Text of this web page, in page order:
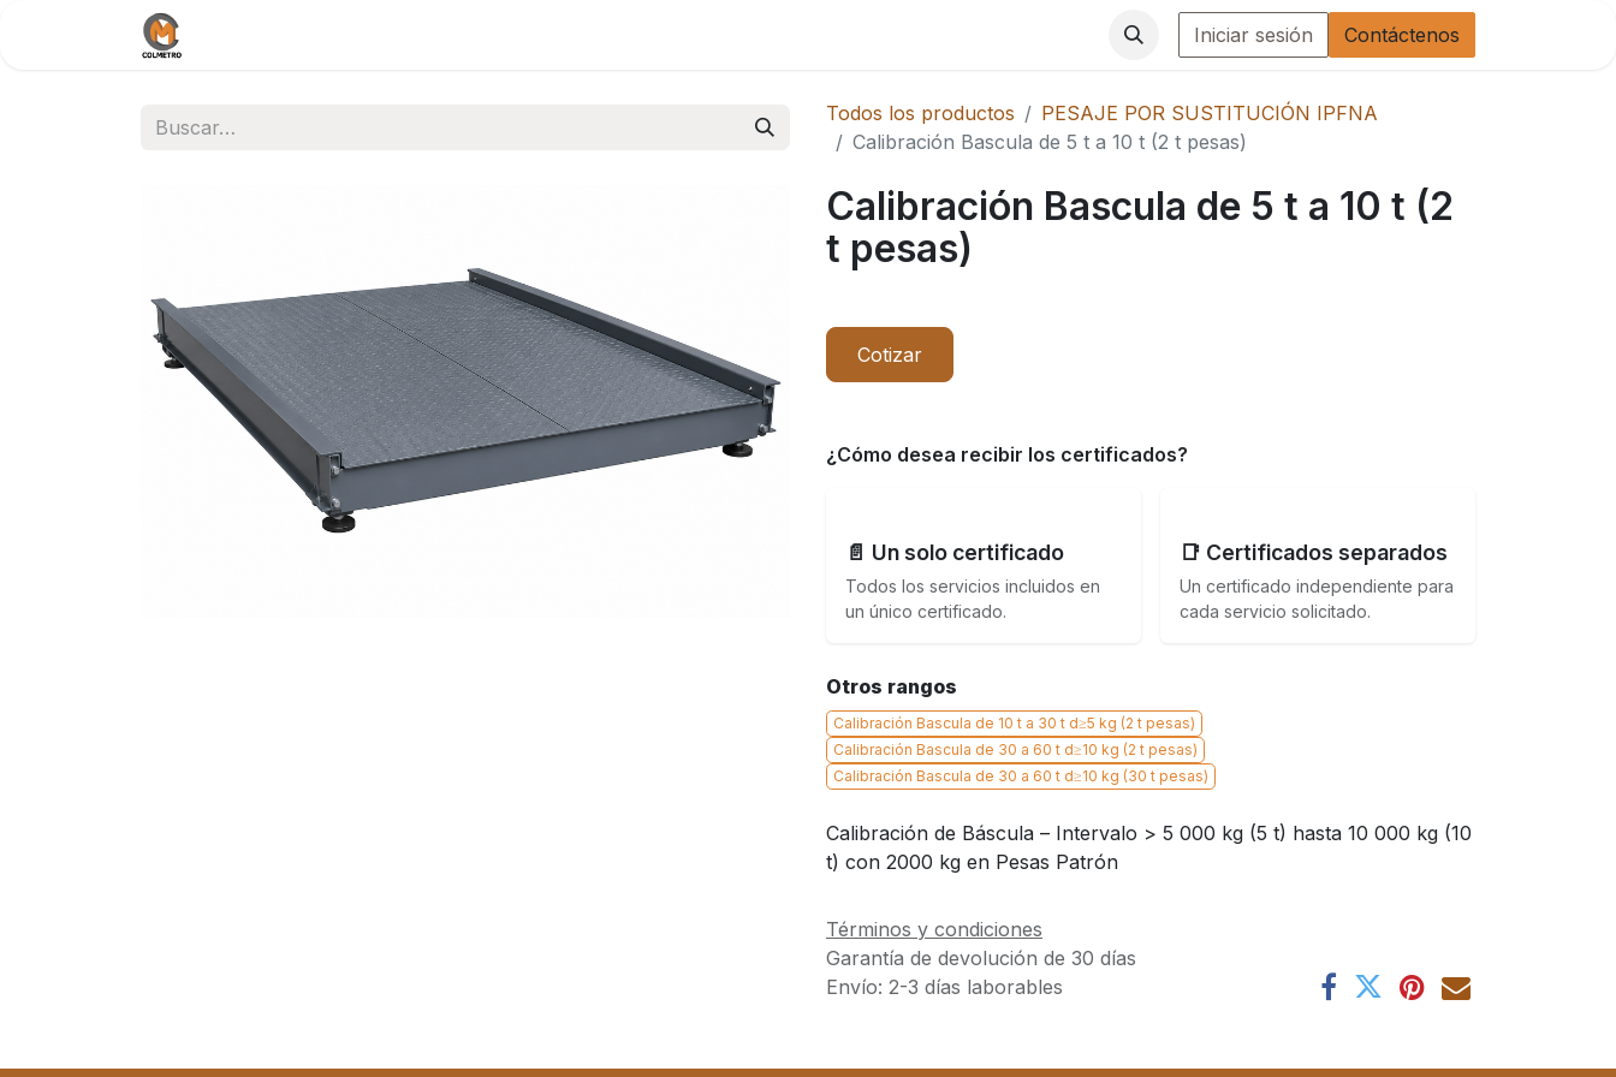
Iniciar sesión Contáctenos
Todos los productos
PESAJE POR SUSTITUCIÓN IPFNA
Calibración Bascula de 5 t a 10 t (2 t pesas)
Calibración Bascula de 5 t a 10 t (2
t pesas)
Cotizar
¿Cómo desea recibir los certificados?
📄 Un solo certificado
Todos los servicios incluidos en
un único certificado.
📑 Certificados separados
Un certificado independiente para
cada servicio solicitado.
Otros rangos
Calibración Bascula de 10 t a 30 t d≥5 kg (2 t pesas)
Calibración Bascula de 30 a 60 t d≥10 kg (2 t pesas)
Calibración Bascula de 30 a 60 t d≥10 kg (30 t pesas)
Calibración de Báscula – Intervalo > 5 000 kg (5 t) hasta 10 000 kg (10
t) con 2000 kg en Pesas Patrón
Términos y condiciones
Garantía de devolución de 30 días
Envío: 2-3 días laborables